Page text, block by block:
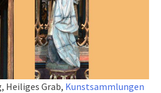
Heiliges Grab, Kunstsammlungen